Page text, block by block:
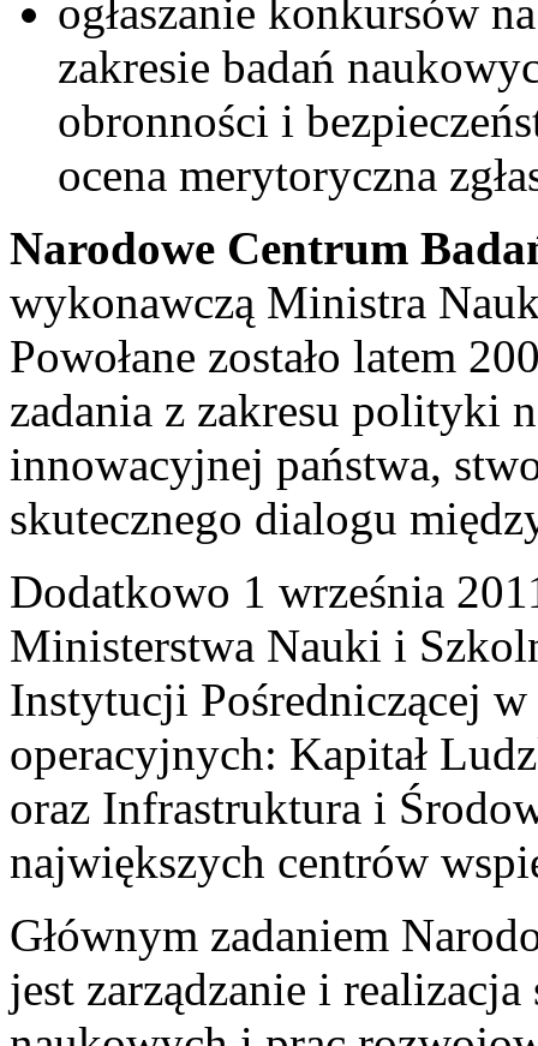
ogłaszanie konkursów
zakresie badań
obronności i
ocena merytoryczna
Narodowe Centrum
wykonawczą Ministra
Powołane zostało latem
zadania z zakresu polityki
innowacyjnej państwa,
skutecznego dialogu
Dodatkowo 1 września
Ministerstwa Nauki i
Instytucji Pośredniczącej
operacyjnych: Kapitał
oraz Infrastruktura i
największych centrów
Głównym zadaniem
jest zarządzanie i